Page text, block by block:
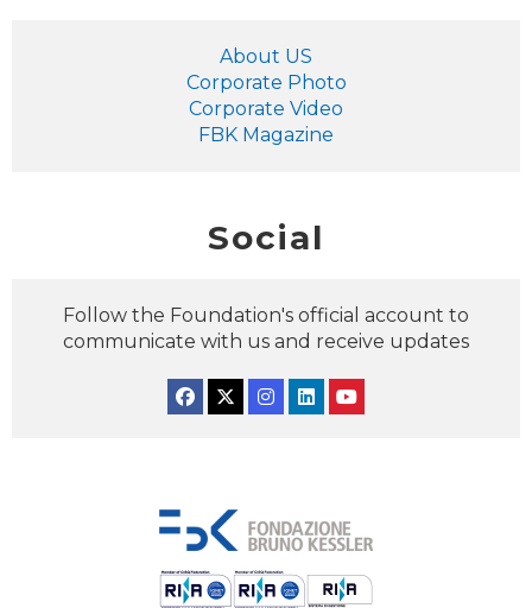
About US
Corporate Photo
Corporate Video
FBK Magazine
Social
Follow the Foundation's official account to
communicate with us and receive updates